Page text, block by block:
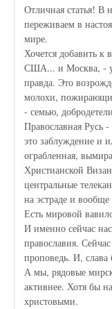
Отличная статья! В
переживаем в
мире.
Хочется добавить к
США... и Москва, -
правда. Это
молохи,
- семью,
Православная Русь
это заблуждение и
ограбленная,
Христианской
центральные
на эстраде и
Есть мировой
И именно сейчас
православия.
проповедь. И, слава
А мы, рядовые
активнее. Хотя бы
христовыми.